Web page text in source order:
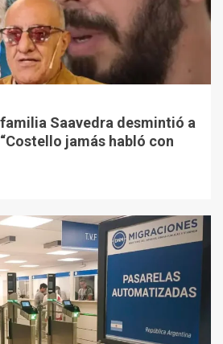
Saavedra desmintió a
jamás habló con